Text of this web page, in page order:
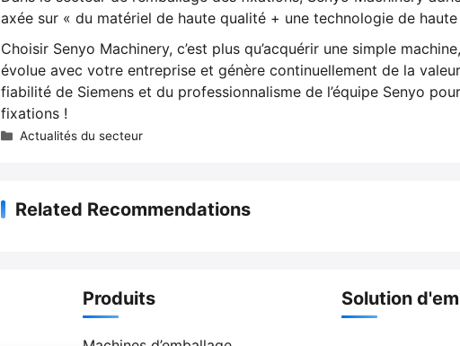
axée sur « du matériel de haute qualité + une technologie de
Choisir Senyo Machinery, c’est plus qu’acquérir une simple
évolue avec votre entreprise et génère continuellement de la
fiabilité de Siemens et du professionnalisme de l’équipe Senyo
fixations !
C
g
Actualités du secteur
Related Recommendations
Produits Solution